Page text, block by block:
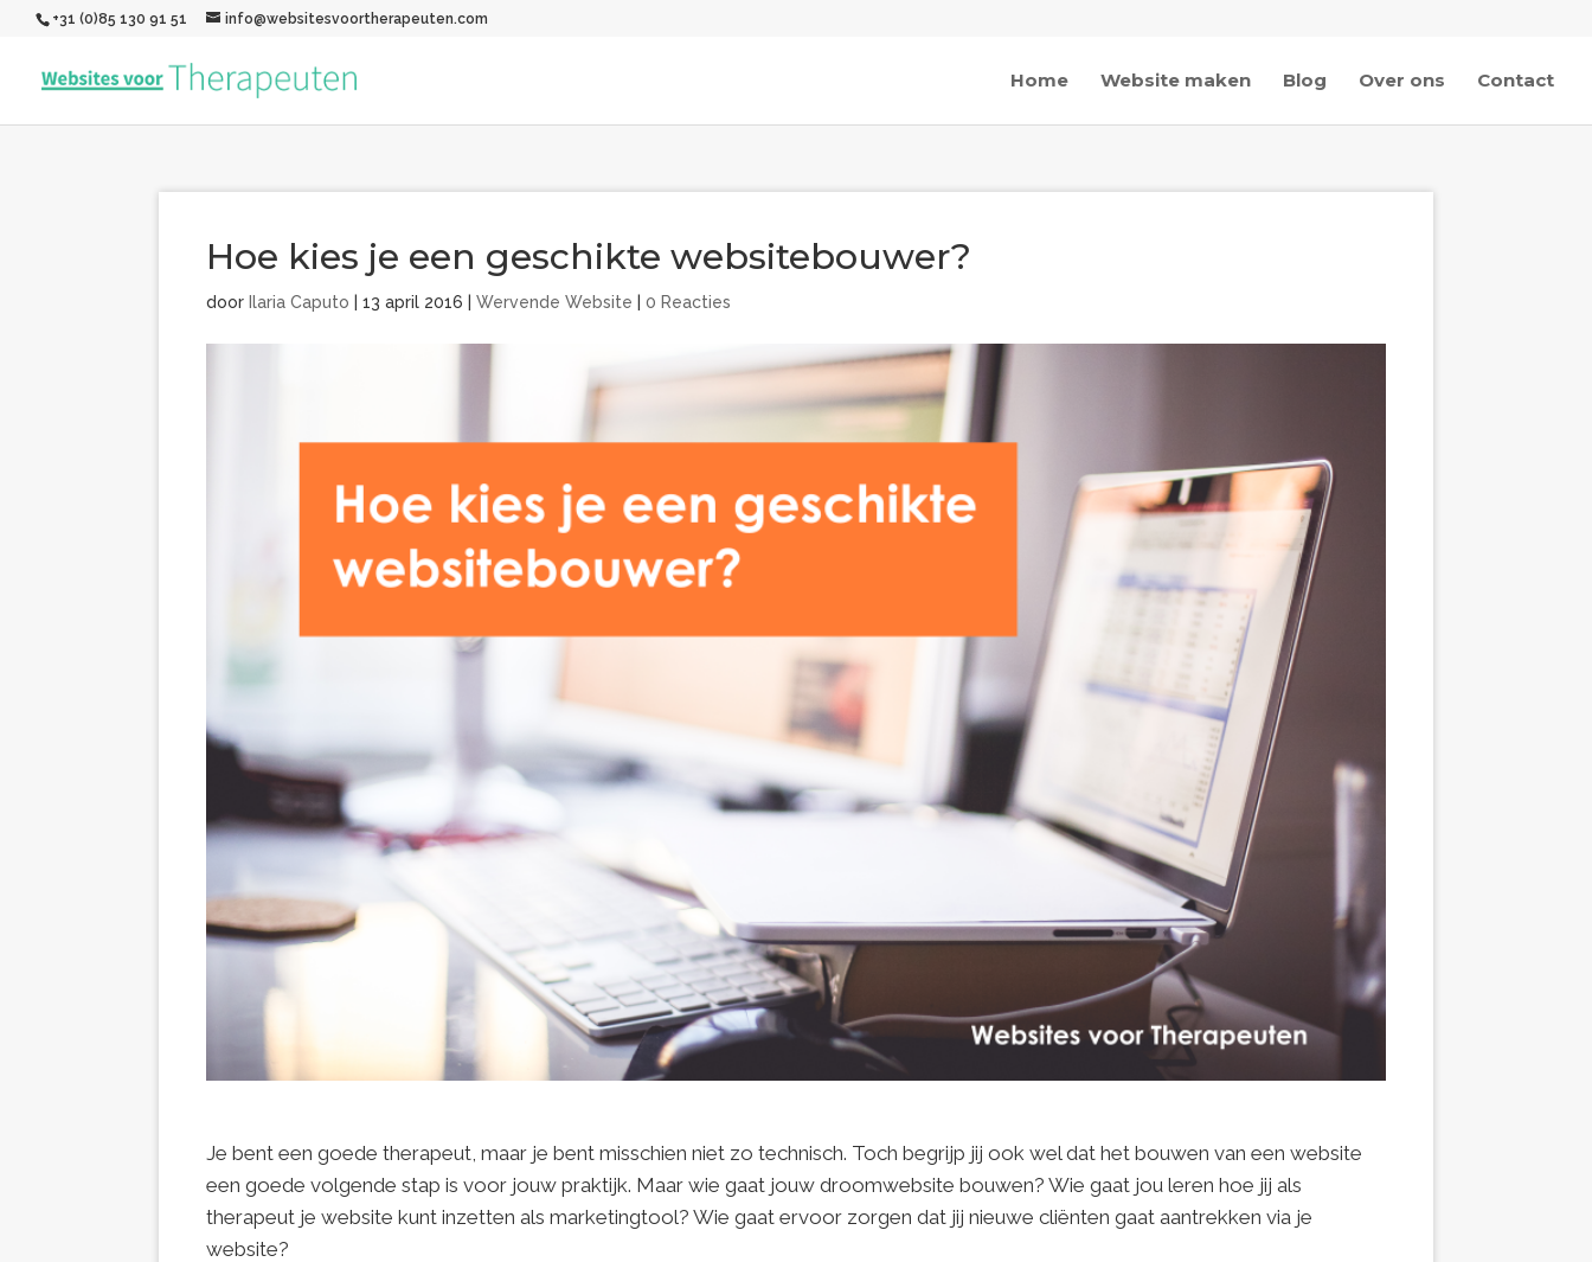
+31 (0)85 130 91 51 info@websitesvoortherapeuten.com
Home Website maken Blog Over ons Contact
Hoe kies je een geschikte websitebouwer?
door Ilaria Caputo |13 april 2016 |Wervende Website |0 Reacties
Je bent een goede therapeut, maar je bent misschien niet zo technisch. Toch begrijp jij ook wel dat het bouwen van een website
een goede volgende stap is voor jouw praktijk. Maar wie gaat jouw droomwebsite bouwen? Wie gaat jou leren hoe jij als
therapeut je website kunt inzetten als marketingtool? Wie gaat ervoor zorgen dat jij nieuwe cliënten gaat aantrekken via je
website?